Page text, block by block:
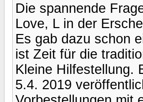
Die spannende
Love, L in der
Es gab dazu schon
ist Zeit für die
Kleine Hilfestellung.
5.4. 2019